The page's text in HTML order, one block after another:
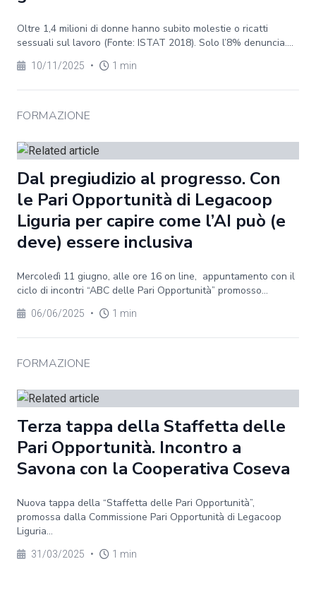
Oltre 1,4 milioni di donne hanno subito molestie o ricatti
sessuali sul lavoro (Fonte: ISTAT 2018). Solo l’8% denuncia....
10/11/2025 • 1 min
FORMAZIONE
Dal pregiudizio al progresso. Con
le Pari Opportunità di Legacoop
Liguria per capire come l’AI può (e
deve) essere inclusiva
Mercoledì 11 giugno, alle ore 16 on line, appuntamento con il
ciclo di incontri “ABC delle Pari Opportunità” promosso...
06/06/2025 • 1 min
FORMAZIONE
Terza tappa della Staffetta delle
Pari Opportunità. Incontro a
Savona con la Cooperativa Coseva
Nuova tappa della “Staffetta delle Pari Opportunità”,
promossa dalla Commissione Pari Opportunità di Legacoop
Liguria...
31/03/2025 • 1 min